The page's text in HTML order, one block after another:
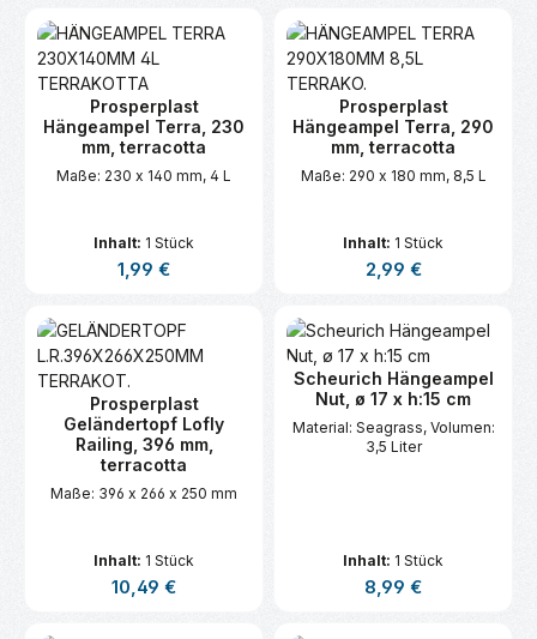
Prosperplast
Hängeampel Terra, 230
mm, terracotta
Maße: 230 x 140 mm, 4 L
Inhalt: 1 Stück
Regulärer Preis:
1,99 €
Prosperplast
Hängeampel Terra, 290
mm, terracotta
Maße: 290 x 180 mm, 8,5 L
Inhalt: 1 Stück
Regulärer Preis:
2,99 €
Prosperplast
Geländertopf Lofly
Railing, 396 mm,
terracotta
Maße: 396 x 266 x 250 mm
Inhalt: 1 Stück
Regulärer Preis:
10,49 €
Scheurich Hängeampel
Nut, ø 17 x h:15 cm
Material: Seagrass, Volumen:
3,5 Liter
Inhalt: 1 Stück
Regulärer Preis:
8,99 €